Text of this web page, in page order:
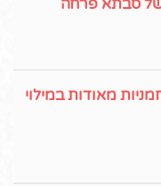
של סבתא פרחה
מאודות במילוי